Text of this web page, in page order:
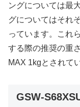
ングについては最
グについてはそれ
っています。これ
する際の推奨の重
MAX 1kgとされて
GSW-